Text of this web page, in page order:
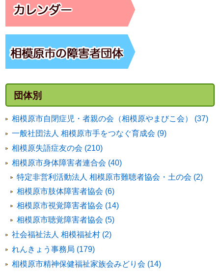
団体別
相模原市自閉症児・者親の会（相模原やまびこ会） (37)
一般社団法人 相模原市手をつなぐ育成会 (9)
相模原失語症友の会 (210)
相模原市身体障害者連合会 (40)
特定非営利活動法人 相模原市難聴者協会・土の会 (2)
相模原市肢体障害者協会 (6)
相模原市視覚障害者協会 (14)
相模原市聴覚障害者協会 (5)
社会福祉法人 相模福祉村 (2)
れんきょう事務局 (179)
相模原市精神保健福祉家族会みどり会 (14)